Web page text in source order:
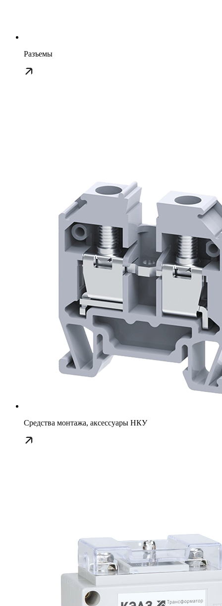
Разъемы
Средства монтажа, аксессуары НКУ